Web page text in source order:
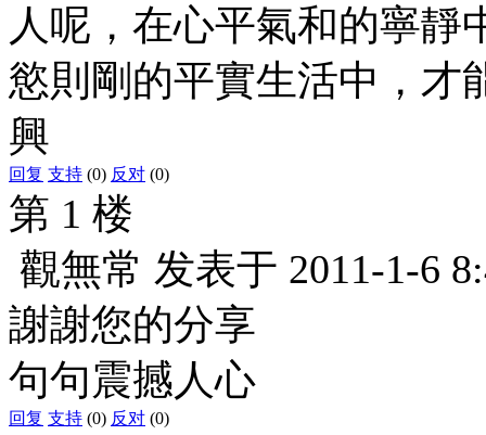
人呢，在心平氣和的寧靜
慾則剛的平實生活中，才
興
回复 支持 (0) 反对 (0)
第 1 楼
觀無常 发表于 2011-1-6
謝謝您的分享
句句震撼人心
回复 支持 (0) 反对 (0)